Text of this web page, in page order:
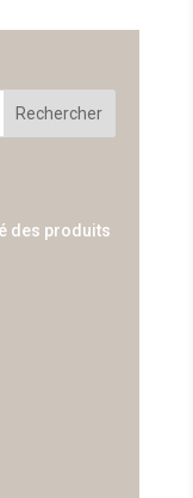
des produits